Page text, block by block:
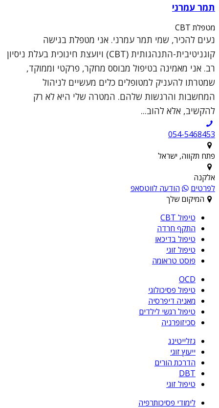
תמר עמרני
מטפלת CBT
נעים להכיר, שמי תמר עמרני. אני מטפלת בגישה
קוגניטיבית-התנהגותית (CBT) ויועצת חינוכית בעלת ניסיון
רב. אני מאמינה בטיפול מבוסס מחקר, פרקטי וממוקד,
שמטרתו להעניק למטופלים כלים מעשיים לניהול
המחשבות והרגשות שלהם. המטרה שלי היא לא רק
להקשיב, אלא להוב...
054-5468453
פתח תקווה, ישראל
אלקנה
לפרטים
הודעה לווטסאפ
המיקום שלך
טיפול CBT
התקף חרדה
טיפול בדיכאו
טיפול זוגי
פוסט טראומה
OCD
טיפול פסיכולוגי
מאניה דיפרסיה
טיפול רגשי לילדים
סכיזופרניה
גזלייטינג
ייעוץ זוגי
הדרכת הורים
DBT
טיפול זוגי
לימודי פסיכותרפיה